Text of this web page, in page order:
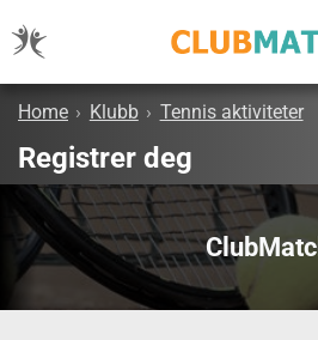
Home › Klubb › Tennis aktiviteter
Registrer deg